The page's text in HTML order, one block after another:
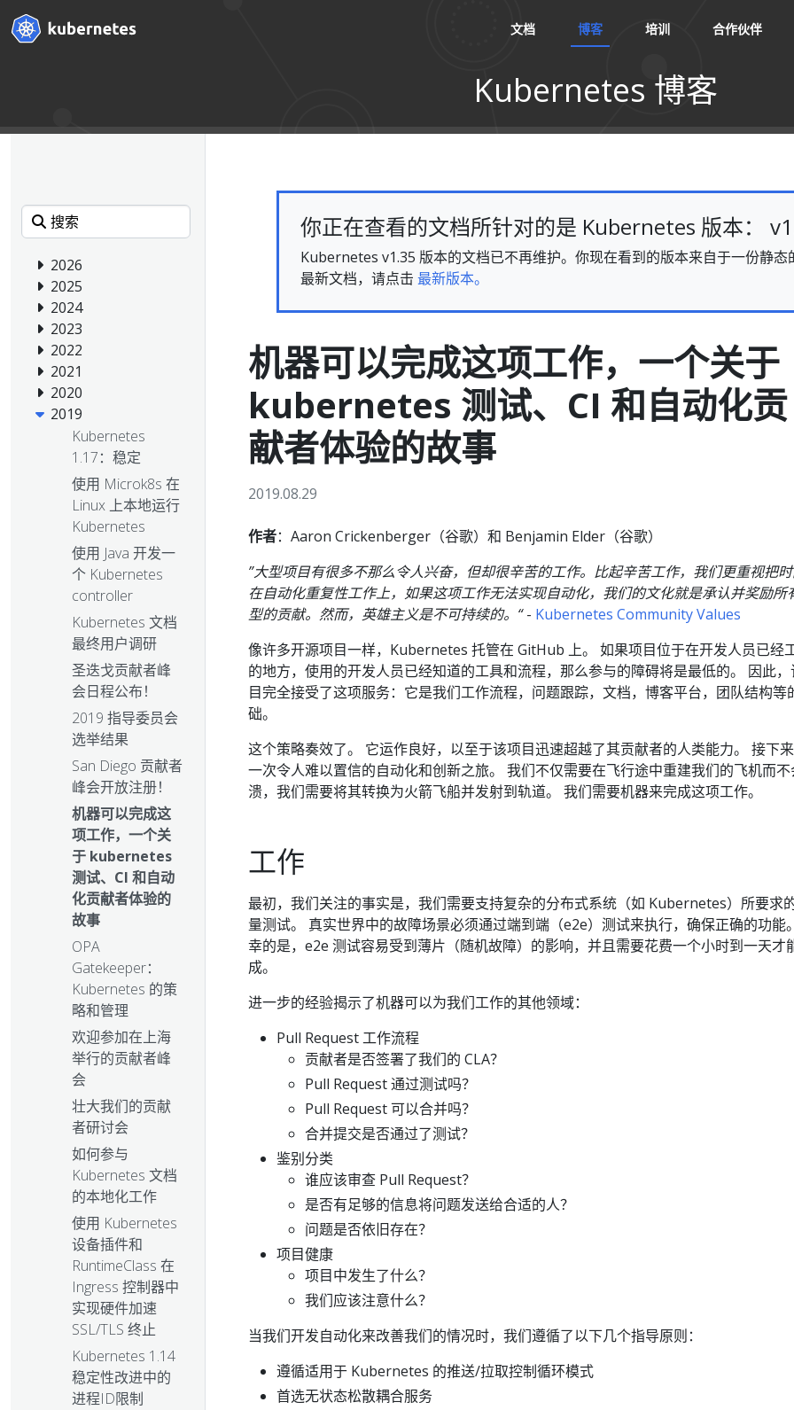
文档 博客 培训 合作伙伴
Kubernetes 博客
2026
2025
2024
2023
2022
2021
2020
2019
Kubernetes
1.17：稳定
使用 Microk8s 在
Linux 上本地运行
Kubernetes
使用 Java 开发一
个 Kubernetes
controller
Kubernetes 文档
最终用户调研
圣迭戈贡献者峰
会日程公布！
2019 指导委员会
选举结果
San Diego 贡献者
峰会开放注册！
机器可以完成这
项工作，一个关
于 kubernetes
测试、CI 和自动
化贡献者体验的
故事
OPA
Gatekeeper：
Kubernetes 的策
略和管理
欢迎参加在上海
举行的贡献者峰
会
壮大我们的贡献
者研讨会
如何参与
Kubernetes 文档
的本地化工作
使用 Kubernetes
设备插件和
RuntimeClass 在
Ingress 控制器中
实现硬件加速
SSL/TLS 终止
Kubernetes 1.14
稳定性改进中的
进程ID限制
你正在查看的文档所针对的是 Kubernetes 版本：
Kubernetes v1.35 版本的文档已不再维护。你现在看到的版本来自于一份静态
最新文档，请点击 最新版本。
机器可以完成这项工作，一个关于
kubernetes 测试、CI 和自动化贡
献者体验的故事
2019.08.29
作者：Aaron Crickenberger（谷歌）和 Benjamin Elder（谷歌）
”大型项目有很多不那么令人兴奋，但却很辛苦的工作。比起辛苦工作，我们更重视把
在自动化重复性工作上，如果这项工作无法实现自动化，我们的文化就是承认并奖励所
型的贡献。然而，英雄主义是不可持续的。“- Kubernetes Community Values
像许多开源项目一样，Kubernetes 托管在 GitHub 上。 如果项目位于在开发人员已经
的地方，使用的开发人员已经知道的工具和流程，那么参与的障碍将是最低的。 因此
目完全接受了这项服务：它是我们工作流程，问题跟踪，文档，博客平台，团队结构等
础。
这个策略奏效了。 它运作良好，以至于该项目迅速超越了其贡献者的人类能力。 接下
一次令人难以置信的自动化和创新之旅。 我们不仅需要在飞行途中重建我们的飞机而不
溃，我们需要将其转换为火箭飞船并发射到轨道。 我们需要机器来完成这项工作。
工作
最初，我们关注的事实是，我们需要支持复杂的分布式系统（如 Kubernetes）所要求
量测试。 真实世界中的故障场景必须通过端到端（e2e）测试来执行，确保正确的功能
幸的是，e2e 测试容易受到薄片（随机故障）的影响，并且需要花费一个小时到一天才
成。
进一步的经验揭示了机器可以为我们工作的其他领域：
Pull Request 工作流程
贡献者是否签署了我们的 CLA？
Pull Request 通过测试吗？
Pull Request 可以合并吗？
合并提交是否通过了测试？
鉴别分类
谁应该审查 Pull Request？
是否有足够的信息将问题发送给合适的人？
问题是否依旧存在？
项目健康
项目中发生了什么？
我们应该注意什么？
当我们开发自动化来改善我们的情况时，我们遵循了以下几个指导原则：
遵循适用于 Kubernetes 的推送/拉取控制循环模式
首选无状态松散耦合服务